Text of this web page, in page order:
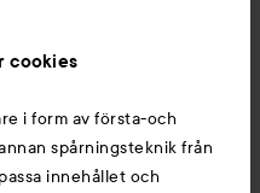
cookies
i form av första-och
spårningsteknik från
innehållet och